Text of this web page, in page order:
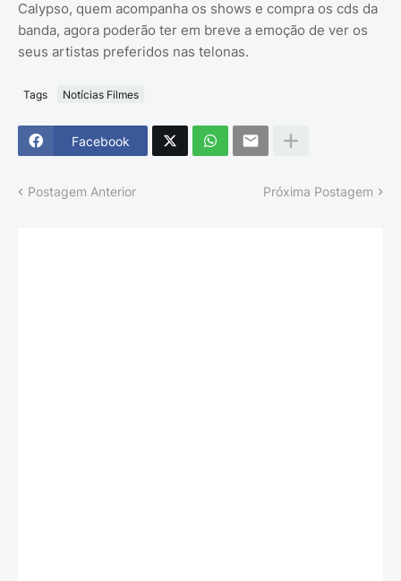
Calypso, quem acompanha os shows e compra os cds da
banda, agora poderão ter em breve a emoção de ver os
seus artistas preferidos nas telonas.
Tags Notícias Filmes
Facebook
Postagem Anterior Próxima Postagem